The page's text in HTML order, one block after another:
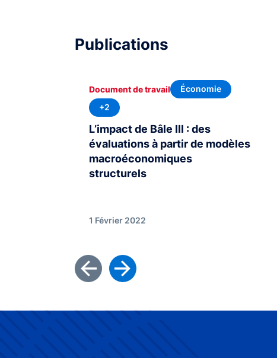
Publications
L’impact de Bâle III : des
évaluations à partir de modèles
macroéconomiques
structurels
Document de travail
Économie
+2
1 Février 2022